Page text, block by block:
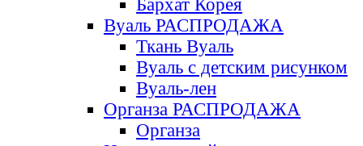
Бархат Корея
Вуаль РАСПРОДАЖА
Ткань Вуаль
Вуаль с детским рисунком
Вуаль-лен
Органза РАСПРОДАЖА
Органза